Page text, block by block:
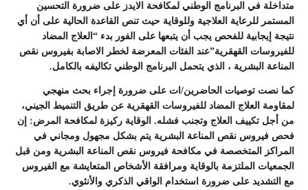
متداخلة في البرنامج الوطني لمكافحة الايدز على ضرورة التحسين
المستمر للرعاية العلاجية وللوقاية حيث تنص القاعدة الحالية على أن أي
نتيجة إيجابية للفحص يجب أن يتبعها على الفور بدء “العلاج المضاد
للفيروسات القهقرية”عند الفئات المعرضة لخطر الاصابة بفيروس نقص
المناعة البشرية ، الذي يتحمل البرنامج الوطني تكاليفه بالكامل.
كما نصت توصيات الحاضرين/ات على ضرورة إجراء بحث منهجي
لمقاومة العلاج المضاد للفيروسات القهقرية عن طريق التنميط الجيني،
من أجل تكييف العلاج وتجنب فشله. الوقاية ركيزة لمكافحة المرض: إن
فحص فيروس نقص المناعة البشرية يتم بشكل مجهول ومجاني في
المراكز المتخصصة في مكافحة فيروس نقص المناعة البشرية ومن قبل
الجمعيات الملتزمة بالوقاية ومرافقة الأشخاص المتعايشة مع الفيروس
مع التشديد على ضرورة استخدام الواقي الذكري والأنثوي.